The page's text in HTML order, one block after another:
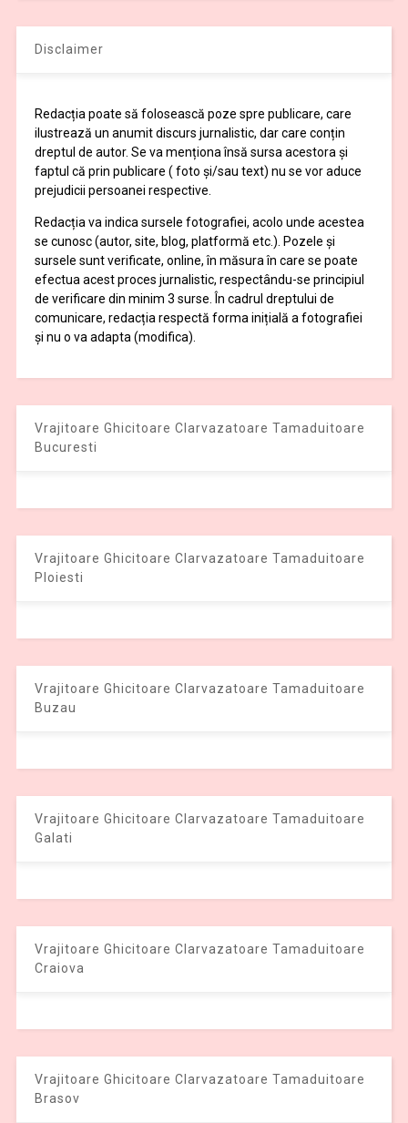
Disclaimer
Redacția poate să folosească poze spre publicare, care
ilustrează un anumit discurs jurnalistic, dar care conțin
dreptul de autor. Se va menționa însă sursa acestora și
faptul că prin publicare ( foto și/sau text) nu se vor aduce
prejudicii persoanei respective.
Redacția va indica sursele fotografiei, acolo unde acestea
se cunosc (autor, site, blog, platformă etc.). Pozele și
sursele sunt verificate, online, în măsura în care se poate
efectua acest proces jurnalistic, respectându-se principiul
de verificare din minim 3 surse. În cadrul dreptului de
comunicare, redacția respectă forma inițială a fotografiei
și nu o va adapta (modifica).
Vrajitoare Ghicitoare Clarvazatoare Tamaduitoare
Bucuresti
Vrajitoare Ghicitoare Clarvazatoare Tamaduitoare
Ploiesti
Vrajitoare Ghicitoare Clarvazatoare Tamaduitoare
Buzau
Vrajitoare Ghicitoare Clarvazatoare Tamaduitoare
Galati
Vrajitoare Ghicitoare Clarvazatoare Tamaduitoare
Craiova
Vrajitoare Ghicitoare Clarvazatoare Tamaduitoare
Brasov